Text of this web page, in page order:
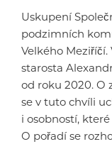
Uskupení
podzimních
Velkého
starosta
od roku 2020. O
se v tuto chvíli
i osobností,
O pořadí se